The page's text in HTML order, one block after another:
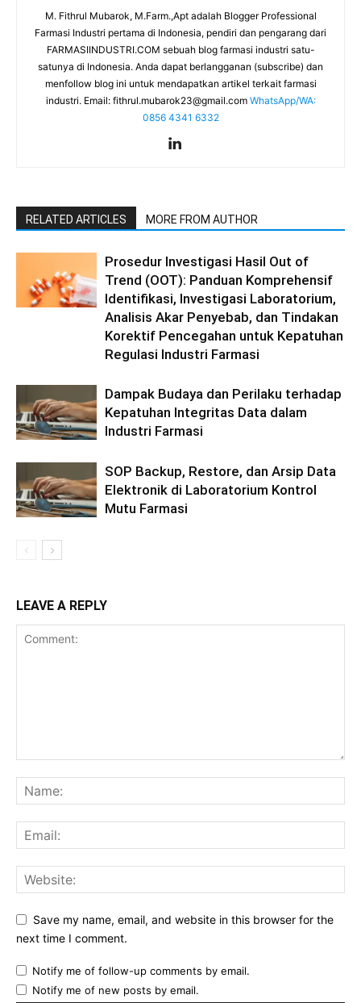
M. Fithrul Mubarok, M.Farm.,Apt adalah Blogger Professional
Farmasi Industri pertama di Indonesia, pendiri dan pengarang dari
FARMASIINDUSTRI.COM sebuah blog farmasi industri satu-
satunya di Indonesia. Anda dapat berlangganan (subscribe) dan
menfollow blog ini untuk mendapatkan artikel terkait farmasi
industri. Email: fithrul.mubarok23@gmail.com WhatsApp/WA:
0856 4341 6332
RELATED ARTICLES MORE FROM AUTHOR
Prosedur Investigasi Hasil Out of
Trend (OOT): Panduan Komprehensif
Identifikasi, Investigasi Laboratorium,
Analisis Akar Penyebab, dan Tindakan
Korektif Pencegahan untuk Kepatuhan
Regulasi Industri Farmasi
Dampak Budaya dan Perilaku terhadap
Kepatuhan Integritas Data dalam
Industri Farmasi
SOP Backup, Restore, dan Arsip Data
Elektronik di Laboratorium Kontrol
Mutu Farmasi
LEAVE A REPLY
Save my name, email, and website in this browser for the
next time I comment.
Notify me of follow-up comments by email.
Notify me of new posts by email.